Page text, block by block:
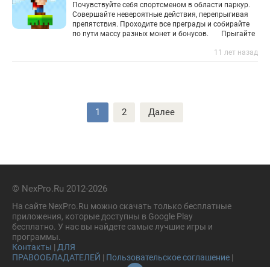
Почувствуйте себя спортсменом в области паркур.
Совершайте невероятные действия, перепрыгивая
препятствия. Проходите все преграды и собирайте
по пути массу разных монет и бонусов. Прыгайте
11 лет назад
1 2 Далее
© NexPro.Ru 2012-2026
На сайте NexPro.Ru можно скачать только бесплатные
приложения, которые доступны в Google Play
бесплатно. У нас вы найдете самые лучшие игры и
программы.
Контакты | ДЛЯ
ПРАВООБЛАДАТЕЛЕЙ | Пользовательское соглашение |